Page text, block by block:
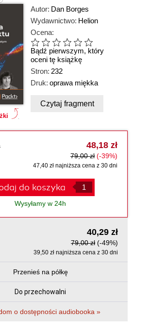
Autor: Dan Borges
Wydawnictwo: Helion
Ocena:
Bądź pierwszym, który
oceni tę książkę
Stron: 232
Druk: oprawa miękka
Czytaj fragment
48,18 zł
79,00 zł (-39%)
47,40 zł najniższa cena z 30 dni
do koszyka
Wysyłamy w 24h
40,29 zł
79,00 zł (-49%)
39,50 zł najniższa cena z 30 dni
Przenieś na półkę
Do przechowalni
o dostępności audiobooka »